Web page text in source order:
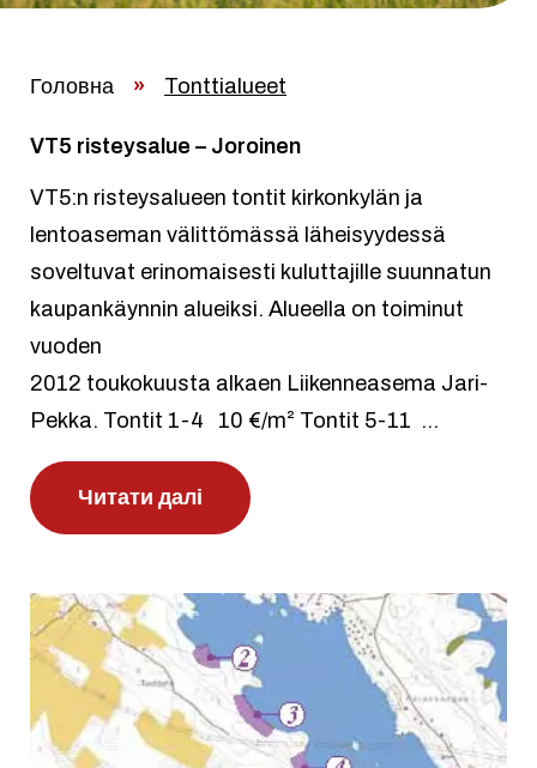
Головна » Tonttialueet
VT5 risteysalue – Joroinen
VT5:n risteysalueen tontit kirkonkylän ja
lentoaseman välittömässä läheisyydessä
soveltuvat erinomaisesti kuluttajille suunnatun
kaupankäynnin alueiksi. Alueella on toiminut
vuoden
2012 toukokuusta alkaen Liikenneasema Jari-
Pekka. Tontit 1-4 10 €/m² Tontit 5-11 ...
Читати далі